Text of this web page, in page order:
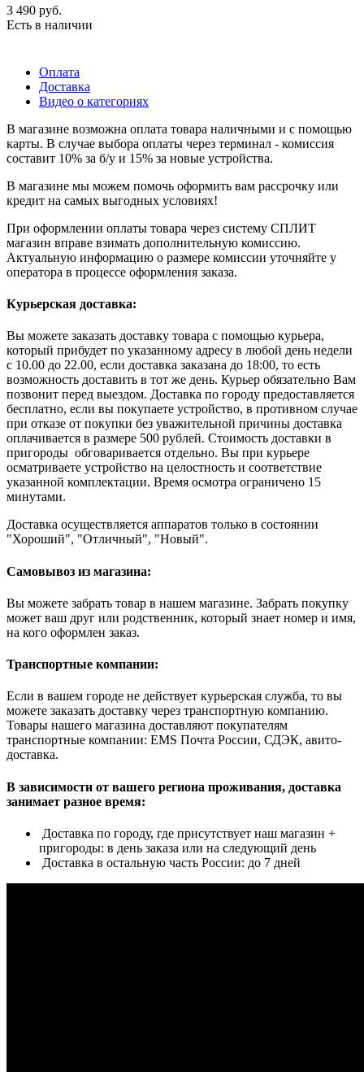
3 490 руб.
Есть в наличии
Оплата
Доставка
Видео о категориях
В магазине возможна оплата товара наличными и с помощью
карты. В случае выбора оплаты через терминал - комиссия
составит 10% за б/у и 15% за новые устройства.
В магазине мы можем помочь оформить вам рассрочку или
кредит на самых выгодных условиях!
При оформлении оплаты товара через систему СПЛИТ
магазин вправе взимать дополнительную комиссию.
Актуальную информацию о размере комиссии уточняйте у
оператора в процессе оформления заказа.
Курьерская доставка:
Вы можете заказать доставку товара с помощью курьера,
который прибудет по указанному адресу в любой день недели
с 10.00 до 22.00, если доставка заказана до 18:00, то есть
возможность доставить в тот же день. Курьер обязательно Вам
позвонит перед выездом. Доставка по городу предоставляется
бесплатно, если вы покупаете устройство, в противном случае
при отказе от покупки без уважительной причины доставка
оплачивается в размере 500 рублей. Стоимость доставки в
пригороды обговаривается отдельно. Вы при курьере
осматриваете устройство на целостность и соответствие
указанной комплектации. Время осмотра ограничено 15
минутами.
Доставка осуществляется аппаратов только в состоянии
"Хороший", "Отличный", "Новый".
Самовывоз из магазина:
Вы можете забрать товар в нашем магазине. Забрать покупку
может ваш друг или родственник, который знает номер и имя,
на кого оформлен заказ.
Транспортные компании:
Если в вашем городе не действует курьерская служба, то вы
можете заказать доставку через транспортную компанию.
Товары нашего магазина доставляют покупателям
транспортные компании: EMS Почта России, СДЭК, авито-
доставка.
В зависимости от вашего региона проживания, доставка
занимает разное время:
Доставка по городу, где присутствует наш магазин +
пригороды: в день заказа или на следующий день
Доставка в остальную часть России: до 7 дней